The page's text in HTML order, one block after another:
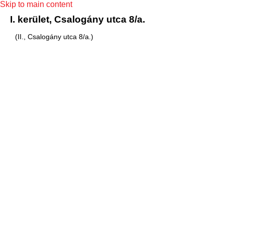
Skip to main content
I. kerület, Csalogány utca 8/a.
(II., Csalogány utca 8/a.)